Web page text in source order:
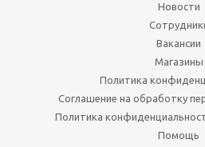
Новости
Вакансии
Магазины
Политика
Соглашение на обработку
Политика
Помощь